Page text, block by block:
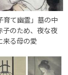
て幽霊」墓の中
子のため、夜な夜
来る母の愛